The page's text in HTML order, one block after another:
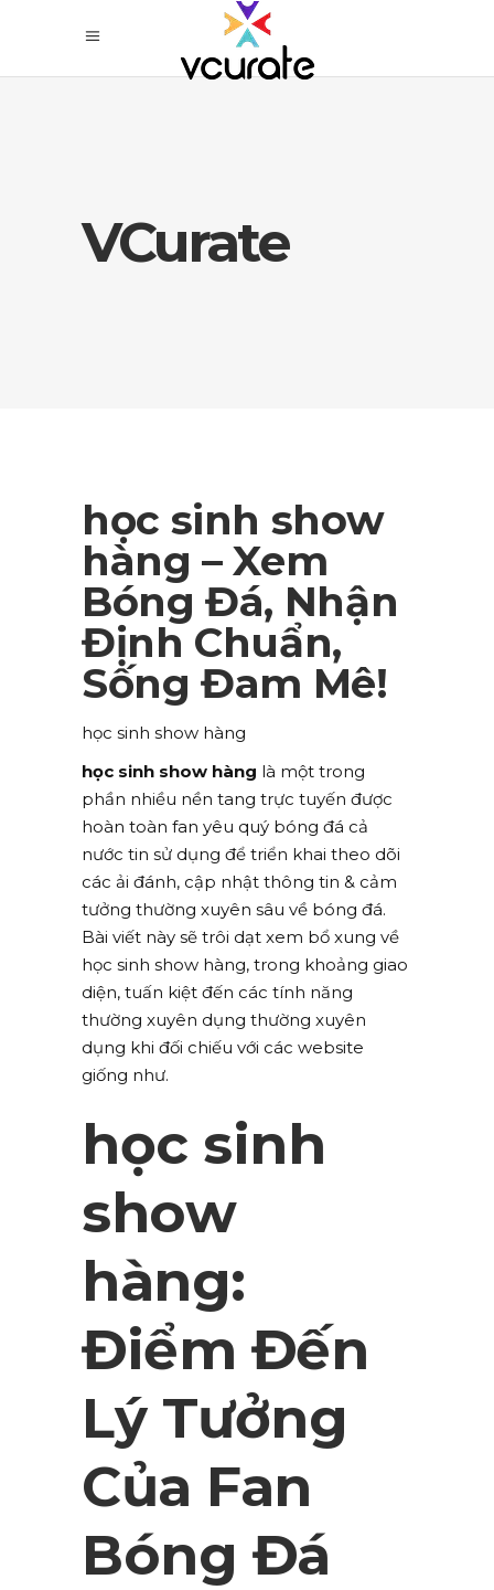
VCurate
học sinh show
hàng – Xem
Bóng Đá, Nhận
Định Chuẩn,
Sống Đam Mê!
học sinh show hàng
học sinh show hàng là một trong
phần nhiều nền tang trực tuyến được
hoàn toàn fan yêu quý bóng đá cả
nước tin sử dụng để triển khai theo dõi
các ải đánh, cập nhật thông tin & cảm
tưởng thường xuyên sâu về bóng đá.
Bài viết này sẽ trôi dạt xem bổ xung về
học sinh show hàng, trong khoảng giao
diện, tuấn kiệt đến các tính năng
thường xuyên dụng thường xuyên
dụng khi đối chiếu với các website
giống như.
học sinh
show
hàng:
Điểm Đến
Lý Tưởng
Của Fan
Bóng Đá